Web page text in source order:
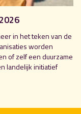
in het teken van de
worden
of zelf een duurzame
landelijk initiatief